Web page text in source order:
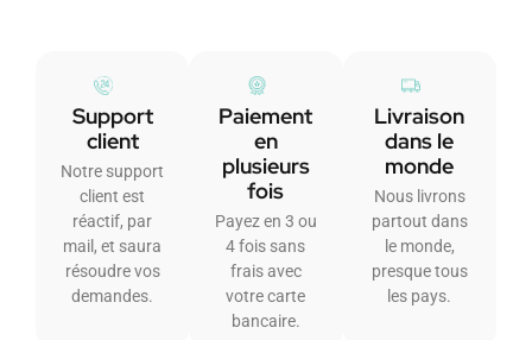
Support
client
Notre support
client est
réactif, par
mail, et saura
résoudre vos
demandes.
Paiement
en
plusieurs
fois
Payez en 3 ou
4 fois sans
frais avec
votre carte
bancaire.
Livraison
dans le
monde
Nous livrons
partout dans
le monde,
presque tous
les pays.